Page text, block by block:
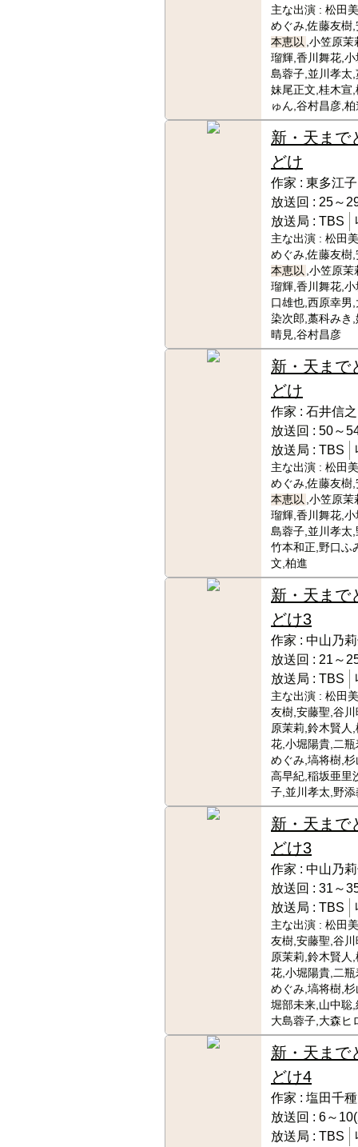
主な出演 : 松田
めぐみ,佐藤友樹
本恵以 ,小笠原
瑠輝,香川舞花,
島蓉子,並川孝太
妹尾正文,桂木宣
ゅん,谷村昌彦,柏
新・天まで
どけ
作家 : 東多江子
放送回 : 25～
放送局 : TBS
主な出演 : 松田
めぐみ,佐藤友樹
本恵以 ,小笠原
瑠輝,香川舞花,
口雄也,西原幸男
染次郎,藁科みき
晴見,谷村昌彦
新・天まで
どけ
作家 : 石井信之
放送回 : 50～
放送局 : TBS
主な出演 : 松田
めぐみ,佐藤友樹
本恵以 ,小笠原
瑠輝,香川舞花,
島蓉子,並川孝太
竹本和正,野口ふ
文,柏進
新・天まで
どけ3
作家 : 中山乃
放送回 : 21～
放送局 : TBS
主な出演 : 松田
友樹,安藤聖,谷川
原茉莉,鈴木賢人
花,小堀陽貴,二
めぐみ,塙将樹,
高早紀,稲坂亜里
子,並川孝太,野添
新・天まで
どけ3
作家 : 中山乃
放送回 : 31～
放送局 : TBS
主な出演 : 松田
友樹,安藤聖,谷川
原茉莉,鈴木賢人
花,小堀陽貴,二
めぐみ,塙将樹,
堀部未来,山中聡
大島蓉子,大森ヒ
新・天まで
どけ4
作家 : 塩田千種
放送回 : 6～
放送局 : TBS